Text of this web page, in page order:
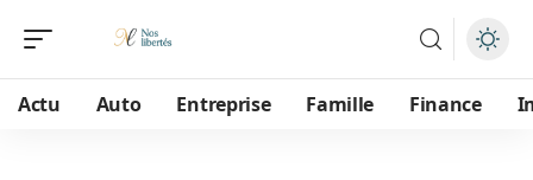
Actu Auto Entreprise Famille Finance